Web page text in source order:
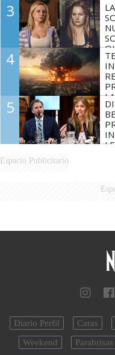
3
4
5
Espacio Publicitario
Diario Perfil Caras
Weekend
Parabrisas